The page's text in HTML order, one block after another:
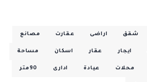
شقق اراضى عقارت مصانع
ايجار عقار اسكان مساحة
محلات عيادة ادارى 90متر